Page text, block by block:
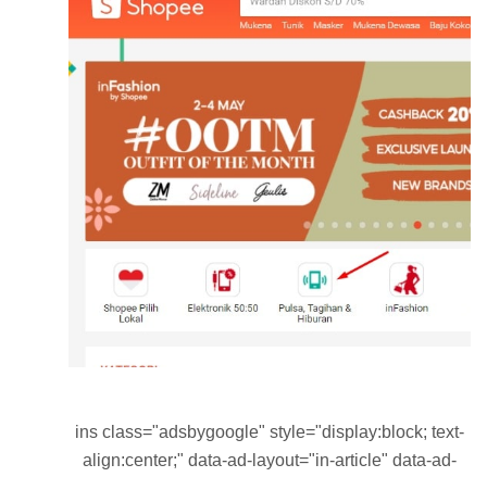
ins class="adsbygoogle" style="display:block; text-
align:center;" data-ad-layout="in-article" data-ad-